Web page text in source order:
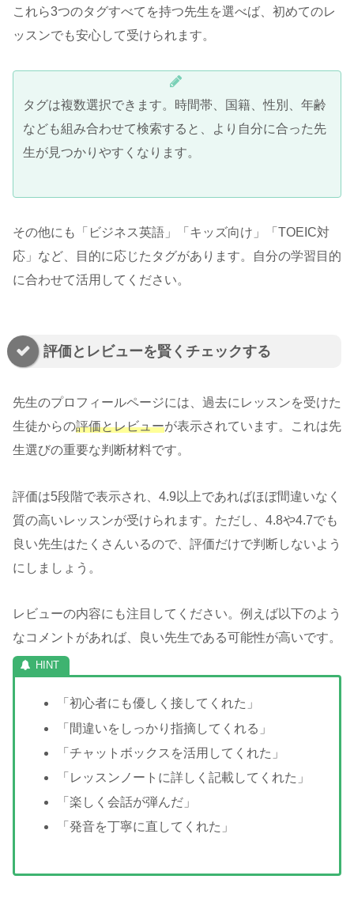
これら3つのタグすべてを持つ先生を選べば、初めてのレ
ッスンでも安心して受けられます。
タグは複数選択できます。時間帯、国籍、性別、年齢
なども組み合わせて検索すると、より自分に合った先
生が見つかりやすくなります。
その他にも「ビジネス英語」「キッズ向け」「TOEIC対
応」など、目的に応じたタグがあります。自分の学習目的
に合わせて活用してください。
評価とレビューを賢くチェックする
先生のプロフィールページには、過去にレッスンを受けた
生徒からの評価とレビューが表示されています。これは先
生選びの重要な判断材料です。
評価は5段階で表示され、4.9以上であればほぼ間違いなく
質の高いレッスンが受けられます。ただし、4.8や4.7でも
良い先生はたくさんいるので、評価だけで判断しないよう
にしましょう。
レビューの内容にも注目してください。例えば以下のよう
なコメントがあれば、良い先生である可能性が高いです。
「初心者にも優しく接してくれた」
「間違いをしっかり指摘してくれる」
「チャットボックスを活用してくれた」
「レッスンノートに詳しく記載してくれた」
「楽しく会話が弾んだ」
「発音を丁寧に直してくれた」